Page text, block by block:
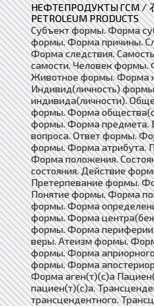
НЕФТЕПРОДУКТЫ ГСМ /
PETROLEUM PRODUCTS
Субъект формы. Форма
формы. Форма причины.
Форма следствия.
самости. Человек формы.
Животное формы. Форма
Индивид(личность)
индивида(личности).
формы. Форма
формы. Форма предмета.
вопроса. Ответ формы.
формы. Форма атрибута.
Форма положения.
состояния. Действие
Претерпевание формы.
Понятие формы. Форма
формы. Форма
формы. Форма
формы. Форма
веры. Атеизм формы.
формы. Форма
формы. Форма
Форма аген(т)(с)а
пациен(т)(с)а.
трансцендентного.